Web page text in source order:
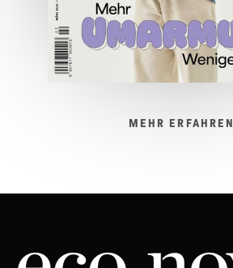
03/2026
MEHR ERFAHREN